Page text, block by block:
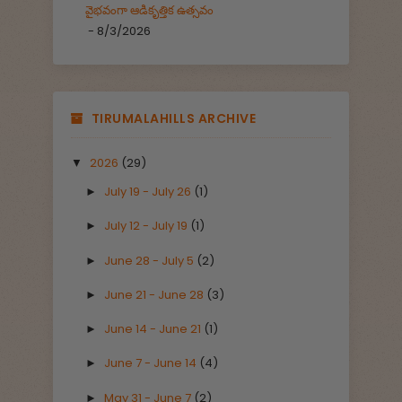
వైభవంగా ఆడికృత్తిక ఉత్సవం
- 8/3/2026
TIRUMALAHILLS ARCHIVE
▼ 2026 (29)
► July 19 - July 26 (1)
► July 12 - July 19 (1)
► June 28 - July 5 (2)
► June 21 - June 28 (3)
► June 14 - June 21 (1)
► June 7 - June 14 (4)
► May 31 - June 7 (2)